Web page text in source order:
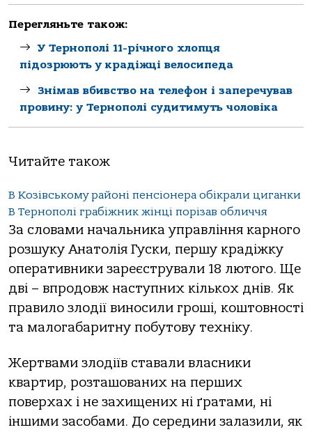
Перегляньте також:
У Тернополі 11-річного хлопця
підозрюють у крадіжці велосипеда
Знімав вбивство на телефон і заперечував
провину: у Тернополі судитимуть чоловіка
Читайте також
В Козівському районі пенсіонера обікрали циганки
В Тернополі грабіжник жінці порізав обличчя
За словами начальника управління карного
розшуку Анатолія Гуски, першу крадіжку
оперативники зареєстрували 18 лютого. Ще
дві – впродовж наступних кількох днів. Як
правило злодії виносили гроші, коштовності
та малогабаритну побутову техніку.
Жертвами злодіїв ставали власники
квартир, розташованих на перших
поверхах і не захищених ні ґратами, ні
іншими засобами. До середини залазили, як